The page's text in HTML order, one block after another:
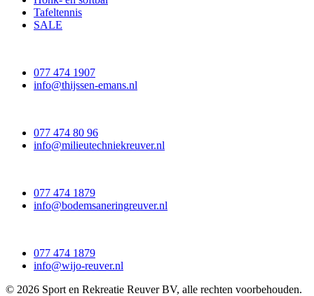
Tafeltennis
SALE
077 474 1907
info@thijssen-emans.nl
077 474 80 96
info@milieutechniekreuver.nl
077 474 1879
info@bodemsaneringreuver.nl
077 474 1879
info@wijo-reuver.nl
© 2026 Sport en Rekreatie Reuver BV, alle rechten voorbehouden.